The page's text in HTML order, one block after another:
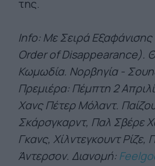
της.
Ιnfo: Με Σειρά
Order of Disappearance).
Κωμωδία. Νορβηγία -
Πρεμιέρα: Πέμπτη 2
Χανς Πέτερ Μόλαντ.
Σκάρσγκαρντ, Παλ Σβέρε
Γκανς, Χίλντεγκουντ Ρίζε,
Άντερσον. Διανομή: